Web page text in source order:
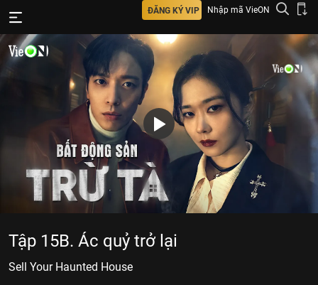
ĐĂNG KÝ VIP Nhập mã VieON
Tập 15B. Ác quỷ trở lại
Sell Your Haunted House